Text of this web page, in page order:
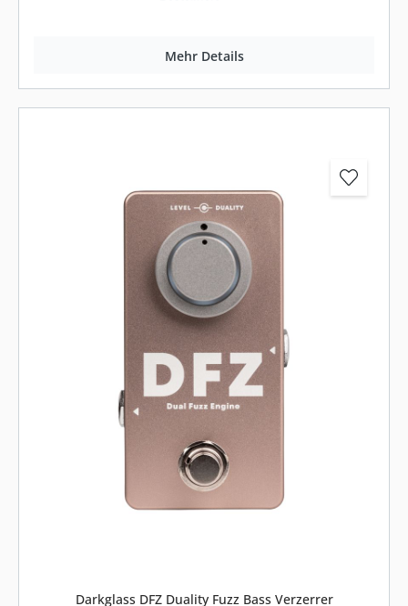
Mehr Details
Darkglass DFZ Duality Fuzz Bass Verzerrer